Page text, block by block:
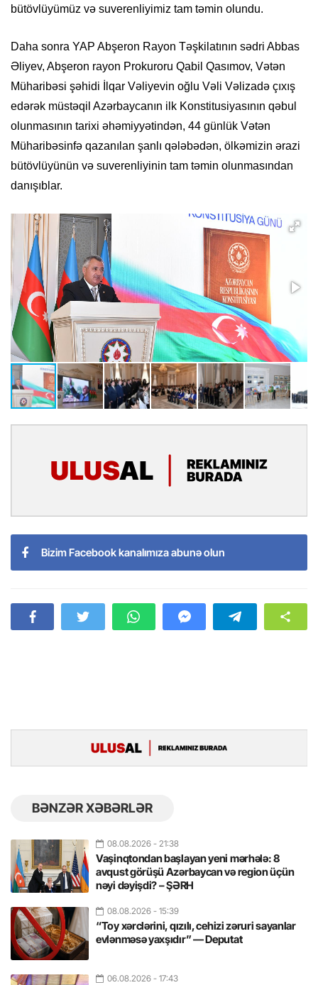
bütövlüyümüz və suverenliyimiz tam təmin olundu.
Daha sonra YAP Abşeron Rayon Təşkilatının sədri Abbas
Əliyev, Abşeron rayon Prokuroru Qabil Qasımov, Vətən
Müharibəsi şəhidi İlqar Vəliyevin oğlu Vəli Vəlizadə çıxış
edərək müstəqil Azərbaycanın ilk Konstitusiyasının qəbul
olunmasının tarixi əhəmiyyətindən, 44 günlük Vətən
Müharibəsinfə qazanılan şanlı qələbədən, ölkəmizin ərazi
bütövlüyünün və suverenliyinin tam təmin olunmasından
danışıblar.
Bizim Facebook kanalımıza abunə olun
BƏNZƏR XƏBƏRLƏR
08.08.2026 - 21:38
Vaşinqtondan başlayan yeni mərhələ: 8
avqust görüşü Azərbaycan və region üçün
nəyi dəyişdi? – ŞƏRH
08.08.2026 - 15:39
“Toy xərclərini, qızılı, cehizi zəruri sayanlar
evlənməsə yaxşıdır” — Deputat
06.08.2026 - 17:43